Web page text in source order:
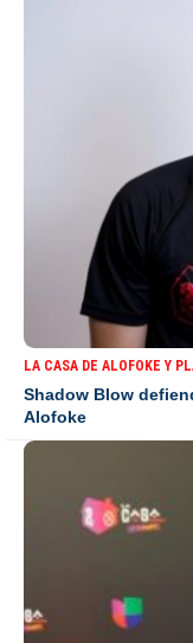
LA CASA DE ALOFOKE Y
Shadow Blow
Alofoke